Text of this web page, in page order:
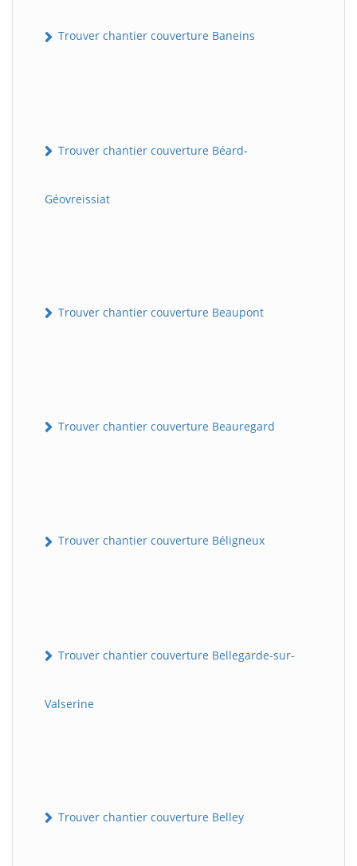
Trouver chantier couverture Baneins
Trouver chantier couverture Béard-
Géovreissiat
Trouver chantier couverture Beaupont
Trouver chantier couverture Beauregard
Trouver chantier couverture Béligneux
Trouver chantier couverture Bellegarde-sur-
Valserine
Trouver chantier couverture Belley